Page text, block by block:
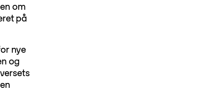
om
på
nye
og